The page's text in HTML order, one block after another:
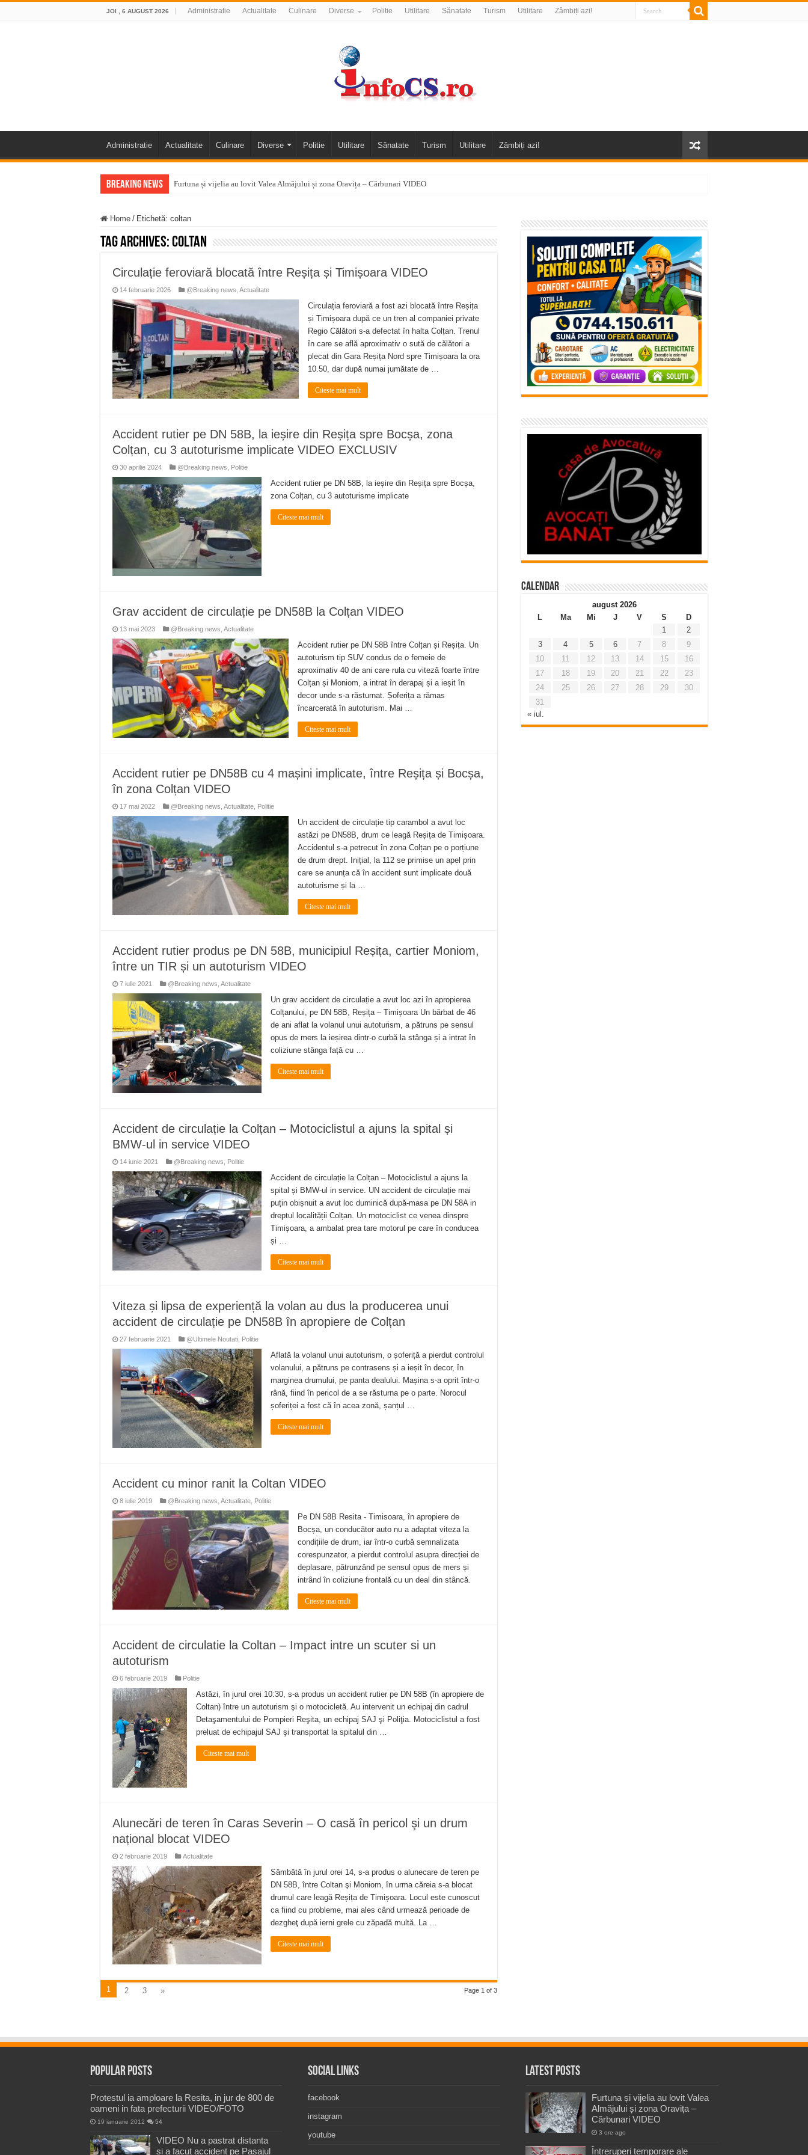
JOI , 6 AUGUST 2026 Administratie Actualitate Culinare Diverse Politie Utilitare Sănatate Turism Utilitare Zâmbiți azi!
Administratie Actualitate Culinare Diverse Politie Utilitare Sănatate Turism Utilitare Zâmbiți azi!
Breaking News Furtuna și vijelia au lovit Valea Almăjului și zona Oravița – Cărbunari VIDEO
ANUNŢ OPRIRE ANUNŢ OPRIRE APĂ în ORAVIȚA – 05.08.2026 – avarie
Anunț important – Închidere temporară Podul de Piatră din Herculane
Miresme de lavandă, mentă și flori de vară și râsete de copii la Carașova VIDEO
ANUNȚ OPRIRE APĂ în Reșița – avarie – 04.08.2026 – str. Văliugului și Plastomet
ANUNŢ OPRIRE APĂ în CARANSEBEȘ – 04.08.2026 – avarie – Calea Severinului
ANUNŢ OPRIRE APĂ în CARANSEBEȘ avarie
ANUNȚ OPRIRE APĂ în Reșița, cartier Țerova – avarie – 04.08.2026
Home / Etichetă: coltan
Tag Archives:coltan
Circulație feroviară blocată între Reșița și Timișoara VIDEO
14 februarie 2026 @Breaking news Actualitate
Circulația feroviară a fost azi blocată între Reșița
și Timișoara după ce un tren al companiei private
Regio Călători s-a defectat în halta Colțan. Trenul
în care se află aproximativ o sută de călători a
plecat din Gara Reșița Nord spre Timișoara la ora
10.50, dar după numai jumătate de …
Citeste mai mult
Accident rutier pe DN 58B, la ieșire din Reșița spre Bocșa, zona
Colțan, cu 3 autoturisme implicate VIDEO EXCLUSIV
30 aprilie 2024 @Breaking news Politie
Accident rutier pe DN 58B, la ieșire din Reșița spre Bocșa,
zona Colțan, cu 3 autoturisme implicate
Citeste mai mult
Grav accident de circulație pe DN58B la Colțan VIDEO
13 mai 2023 @Breaking news Actualitate
Accident rutier pe DN 58B între Colțan și Reșița. Un
autoturism tip SUV condus de o femeie de
aproximativ 40 de ani care rula cu viteză foarte între
Colțan și Moniom, a intrat în derapaj și a ieșit în
decor unde s-a răsturnat. Șoferița a rămas
încarcerată în autoturism. Mai …
Citeste mai mult
Accident rutier pe DN58B cu 4 mașini implicate, între Reșița și Bocșa,
în zona Colțan VIDEO
17 mai 2022 @Breaking news Actualitate Politie
Un accident de circulație tip carambol a avut loc
astăzi pe DN58B, drum ce leagă Reșița de Timișoara.
Accidentul s-a petrecut în zona Colțan pe o porțiune
de drum drept. Inițial, la 112 se primise un apel prin
care se anunța că în accident sunt implicate două
autoturisme și la …
Citeste mai mult
Accident rutier produs pe DN 58B, municipiul Reșița, cartier Moniom,
între un TIR și un autoturism VIDEO
7 iulie 2021 @Breaking news, Actualitate
Un grav accident de circulație a avut loc azi în apropierea
Colțanului, pe DN 58B, Reșița – Timișoara Un bărbat de 46
de ani aflat la volanul unui autoturism, a pătruns pe sensul
opus de mers la ieșirea dintr-o curbă la stânga și a intrat în
coliziune stânga față cu …
Citeste mai mult
Accident de circulație la Colțan – Motociclistul a ajuns la spital și
BMW-ul in service VIDEO
14 iunie 2021 @Breaking news Politie
Accident de circulație la Colțan – Motociclistul a ajuns la
spital și BMW-ul in service. UN accident de circulație mai
puțin obișnuit a avut loc duminică după-masa pe DN 58A in
dreptul localității Colțan. Un motociclist ce venea dinspre
Timișoara, a ambalat prea tare motorul pe care în conducea
și …
Citeste mai mult
Viteza și lipsa de experiență la volan au dus la producerea unui
accident de circulație pe DN58B în apropiere de Colțan
27 februarie 2021 @Ultimele Noutati Politie
Aflată la volanul unui autoturism, o șoferiță a pierdut controlul
volanului, a pătruns pe contrasens și a ieșit în decor, în
marginea drumului, pe panta dealului. Mașina s-a oprit într-o
rână, fiind în pericol de a se răsturna pe o parte. Norocul
șoferiței a fost că în acea zonă, șanțul …
Citeste mai mult
Accident cu minor ranit la Coltan VIDEO
8 iulie 2019 @Breaking news, Actualitate, Politie
Pe DN 58B Resita - Timisoara, în apropiere de
Bocșa, un conducător auto nu a adaptat viteza la
condițiile de drum, iar într-o curbă semnalizata
corespunzator, a pierdut controlul asupra direcției de
deplasare, pătrunzând pe sensul opus de mers și
intrând în coliziune frontală cu un deal din stâncă.
Citeste mai mult
Accident de circulatie la Coltan – Impact intre un scuter si un
autoturism
6 februarie 2019 Politie
Astăzi, în jurul orei 10:30, s-a produs un accident rutier pe DN 58B (în apropiere de
Coltan) între un autoturism şi o motocicletă. Au intervenit un echipaj din cadrul
Detaşamentului de Pompieri Reşita, un echipaj SAJ şi Poliţia. Motociclistul a fost
preluat de echipajul SAJ şi transportat la spitalul din …
Citeste mai mult
Alunecări de teren în Caras Severin – O casă în pericol şi un drum
național blocat VIDEO
2 februarie 2019 Actualitate
Sâmbătă în jurul orei 14, s-a produs o alunecare de teren pe
DN 58B, între Coltan şi Moniom, în urma căreia s-a blocat
drumul care leagă Reșița de Timișoara. Locul este cunoscut
ca fiind cu probleme, mai ales când urmează perioade de
dezgheţ după ierni grele cu zăpadă multă. La …
Citeste mai mult
Page 1 of 3
1 2 3 »
Calendar
august 2026
L
Ma Mi J V S
D
1
2
3
4 5 6 7 8
9
10
11 12 13 14 15
16
17
18 19 20 21 22
23
24
25 26 27 28 29
30
31
« iul.
Popular Posts
Protestul ia amploare la Resita, in jur de 800 de
oameni in fata prefecturii VIDEO/FOTO
19 ianuarie 2012 54
VIDEO Nu a pastrat distanta
si a facut accident pe Pasajul
Social Links
facebook
instagram
youtube
Latest Posts
Furtuna și vijelia au lovit Valea
Almăjului și zona Oravița –
Cărbunari VIDEO
3 ore ago
Întreruperi temporare ale